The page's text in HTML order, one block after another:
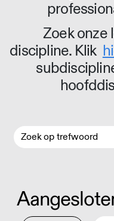
Zoek onze
discipline. Klik